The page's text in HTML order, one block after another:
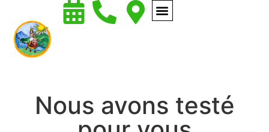
Nous avons testé